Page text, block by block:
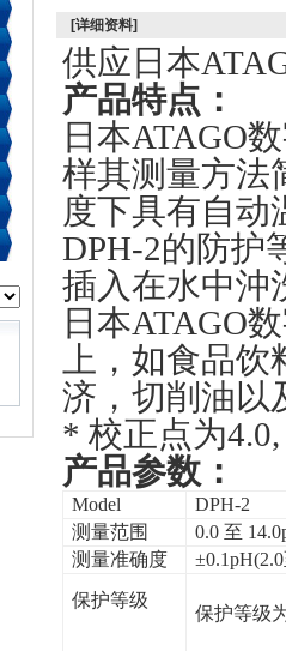
[详细资料]
供应日本
产品特点：
日本ATAGO
样其测量方法
度下具有自动
DPH-2的防护
插入在水中沖
日本ATAGO
上，如食品
济，切削油以
* 校正点为
产品参数：
Model
DPH-2
测量范围
0.0至
测量准确度
保护等级
保护等级